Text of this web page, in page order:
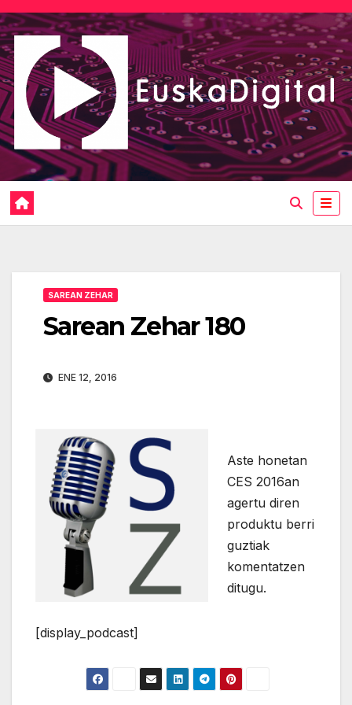
Saltar
al
contenido
SAREAN ZEHAR
Sarean Zehar 180
ENE 12, 2016
Aste honetan
CES 2016an
agertu diren
produktu berri
guztiak
komentatzen
ditugu.
[display_podcast]